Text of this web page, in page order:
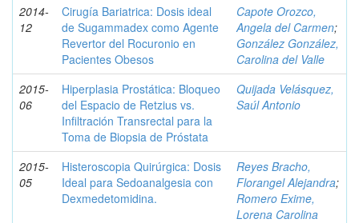
2014-
12
Cirugía Bariatrica: Dosis ideal
de Sugammadex como Agente
Revertor del Rocuronio en
Pacientes Obesos
Capote Orozco,
Angela del Carmen;
González González,
Carolina del Valle
2015-
06
Hiperplasia Prostática: Bloqueo
del Espacio de Retzius vs.
Infiltración Transrectal para la
Toma de Biopsia de Próstata
Quijada Velásquez,
Saúl Antonio
2015-
05
Histeroscopia Quirúrgica: Dosis
Ideal para Sedoanalgesia con
Dexmedetomidina.
Reyes Bracho,
Florangel Alejandra;
Romero Exime,
Lorena Carolina